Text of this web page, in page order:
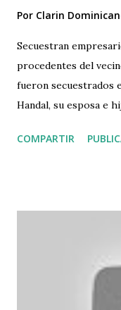
Por Clarin
Secuestran
procedentes del
fueron secuestrados
Handal, su esposa e
produjo en la
también huyeron con
Handal y su familia.
COMPARTIR